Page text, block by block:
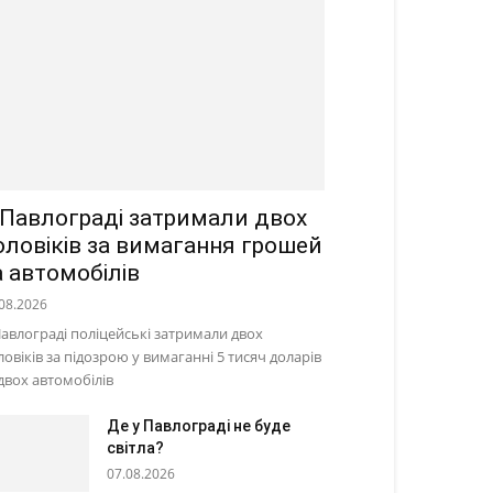
затримали двох
за вимагання грошей
автомобілів
поліцейські затримали двох
за підозрою у вимаганні 5 тисяч доларів
автомобілів
Де у Павлограді не буде
світла?
07.08.2026